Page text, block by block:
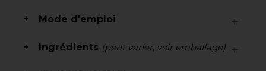
Mode d'emploi
Ingrédients (peut varier, voir emballage)